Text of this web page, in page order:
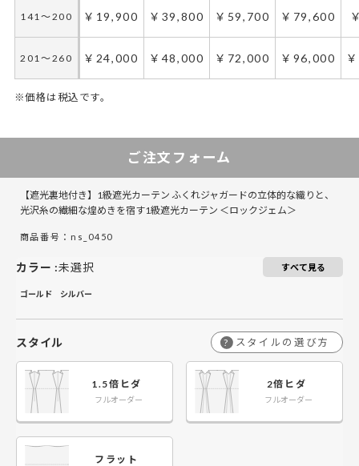
141～200 ￥19,900 ￥39,800 ￥59,700 ￥79,600
201～260 ￥24,000 ￥48,000 ￥72,000 ￥96,000
※価格は税込です。
141～200 ￥29,850 ￥59,700 ￥89,550 ￥119,400
141～200 ￥19,900 ￥39,800 ￥59,700 ￥79,600
ご注文フォーム
【遮光裏地付き】1級遮光カーテン ふくれジャガードの立体的な織りと、
光沢糸の繊細な煌めきを宿す1級遮光カーテン ＜ロックジェム＞
商品番号：ns_0450
カラー :未選択 すべて見る
ゴールド シルバー
スタイル ? スタイルの選び方
1.5倍ヒダ
フルオーダー
2倍ヒダ
フルオーダー
フラット